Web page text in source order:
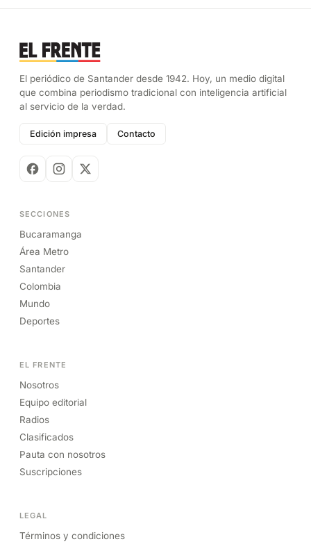
El periódico de Santander desde 1942. Hoy, un medio digital
que combina periodismo tradicional con inteligencia artificial
al servicio de la verdad.
Edición impresa Contacto
SECCIONES
Bucaramanga
Área Metro
Santander
Colombia
Mundo
Deportes
EL FRENTE
Nosotros
Equipo editorial
Radios
Clasificados
Pauta con nosotros
Suscripciones
LEGAL
Términos y condiciones